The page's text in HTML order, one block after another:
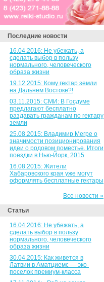
Последние новости
16.04.2016: Не убежать, а
сделать выбор в пользу
нормального, человеческого
образа жизни
19.12.2015: Кому гектар земли
на Дальнем Востоке?!
03.11.2015: СМИ: В Госдуме
предлагают бесплатно
раздавать гражданам по гектару
земли
25.08.2015: Владимир Мегре о
значимости позиционирования
идеи о родовом поместье. Итоги
поездки в Нью-Йорк, 2015
16.08.2015: Жители
Хабаровского края уже могут
оформлять бесплатные гектары
Все новости »
Статьи
16.04.2016: Не убежать, а
сделать выбор в пользу
нормального, человеческого
образа жизни
30.04.2015: Как живется в
Латвии в Аматциемс — эко-
поселок премиум-класса